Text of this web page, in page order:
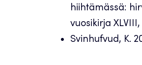
hiihtämässä:
vuosikirja XLVIII,
Svinhufvud, K.